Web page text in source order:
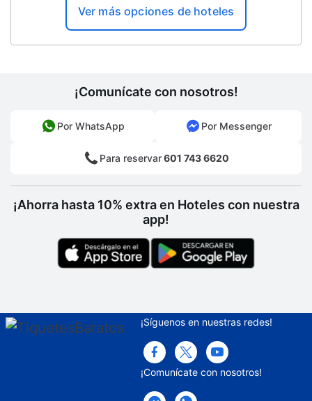
Ver más opciones de hoteles
¡Comunícate con nosotros!
Por WhatsApp Por Messenger
Para reservar601 743 6620
¡Ahorra hasta 10% extra en Hoteles con nuestra
app!
¡Síguenos en nuestras redes!
¡Comunícate con nosotros!